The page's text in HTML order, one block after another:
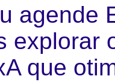
agende
explorar
que